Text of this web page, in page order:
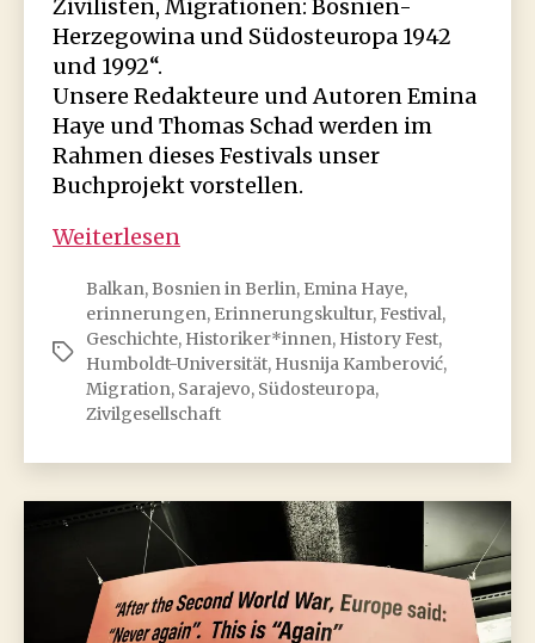
Zivilisten, Migrationen: Bosnien-
Herzegowina und Südosteuropa 1942
und 1992“.
Unsere Redakteure und Autoren Emina
Haye und Thomas Schad werden im
Rahmen dieses Festivals unser
Buchprojekt vorstellen.
Weiterlesen
Sarajevo
Schlagwörter
Balkan, Bosnien in Berlin, Emina Haye,
erinnerungen, Erinnerungskultur, Festival,
Geschichte, Historiker*innen, History Fest,
Humboldt-Universität, Husnija Kamberović,
Migration, Sarajevo, Südosteuropa,
Zivilgesellschaft